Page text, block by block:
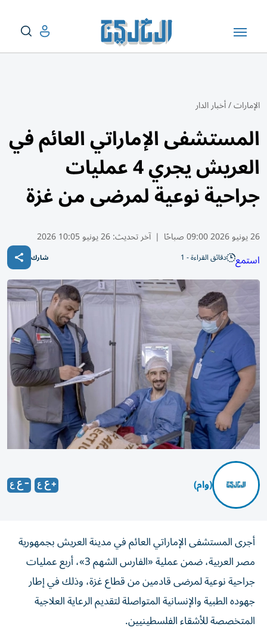
الإمارات/أخبار الدار
المستشفى الإماراتي العائم في
العريش يجري 4 عمليات
جراحية نوعية لمرضى من غزة
26 يونيو 2026 09:00 صباحًا | آخر تحديث:26 يونيو 10:05 2026
استمع دقائق القراءة - 1 شارك
(وام)
أجرى المستشفى الإماراتي العائم في مدينة العريش بجمهورية
مصر العربية، ضمن عملية «الفارس الشهم 3»، أربع عمليات
جراحية نوعية لمرضى قادمين من قطاع غزة، وذلك في إطار
جهوده الطبية والإنسانية المتواصلة لتقديم الرعاية العلاجية
المتخصصة للأشقاء الفلسطينيين.